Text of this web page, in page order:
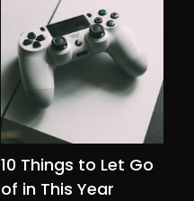
10 Things to Let Go
of in This Year